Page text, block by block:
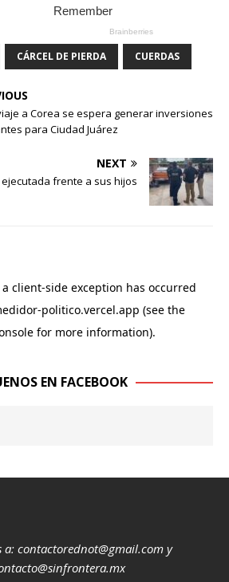
CÁRCEL DE PIERDA CUERDAS
a Corea se espera generar inversiones
para Ciudad Juárez
NEXT
frente a sus hijos
EN FACEBOOK
a: contactorednot@gmail.comy